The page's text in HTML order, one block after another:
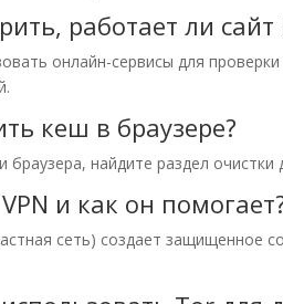
работает ли сайт
онлайн-сервисы для
кеш в браузере?
браузера, найдите раздел
и как он
сеть) создает защищенное